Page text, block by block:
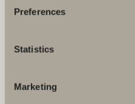
Preferences
Statistics
Marketing
Svedbergs kundservice.